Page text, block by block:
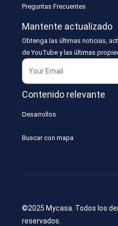
Preguntas Frecuentes
Mantente actualizado
Obtenga las últimas noticias,
de YouTube y las últimas
Contenido relevante
Desarrollos
Buscar con mapa
©2025 Mycasa. Todos los
reservados.